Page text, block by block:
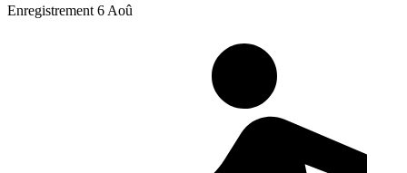
Enregistrement 6 Aoû